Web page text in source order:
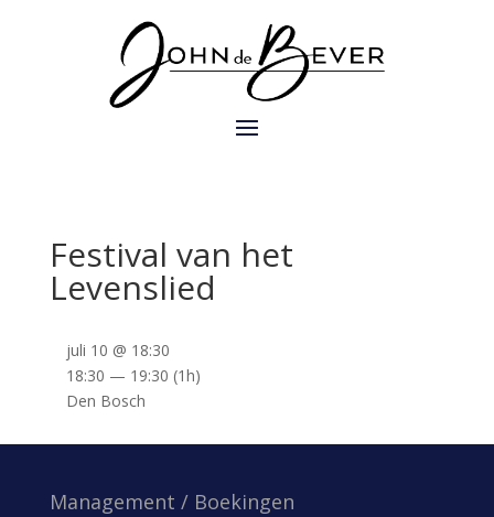
Festival van het
Levenslied
juli 10 @ 18:30
18:30 — 19:30 (1h)
Den Bosch
Management / Boekingen